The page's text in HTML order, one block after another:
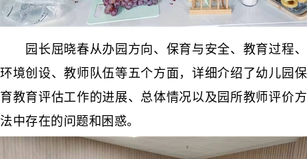
园长屈晓春从办园方向、保育与安全、教育过程、
环境创设、教师队伍等五个方面，详细介绍了幼儿园保
育教育评估工作的进展、总体情况以及园所教师评价方
法中存在的问题和困惑。